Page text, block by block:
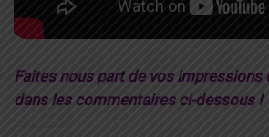
Faites nous part de vos impressions
dans les commentaires ci-dessous !